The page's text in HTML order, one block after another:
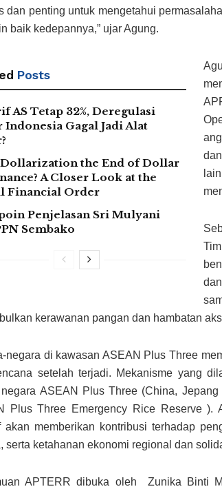
dan penting untuk mengetahui
baik kedepannya,” ujar Agung.
Posts
AS Tetap 32%, Deregulasi
Gagal Jadi Alat
the End of Dollar
A Closer Look at the
Financial Order
Penjelasan Sri Mulyani
Sembako
kerawanan pangan dan hambatan
negara di kawasan ASEAN Plus Three
setelah terjadi. Mekanisme yang
ASEAN Plus Three (China,
Plus Three Emergency Rice Reserve ).
akan memberikan kontribusi terhadap
serta ketahanan ekonomi regional dan
APTERR dibuka oleh Zunika Binti